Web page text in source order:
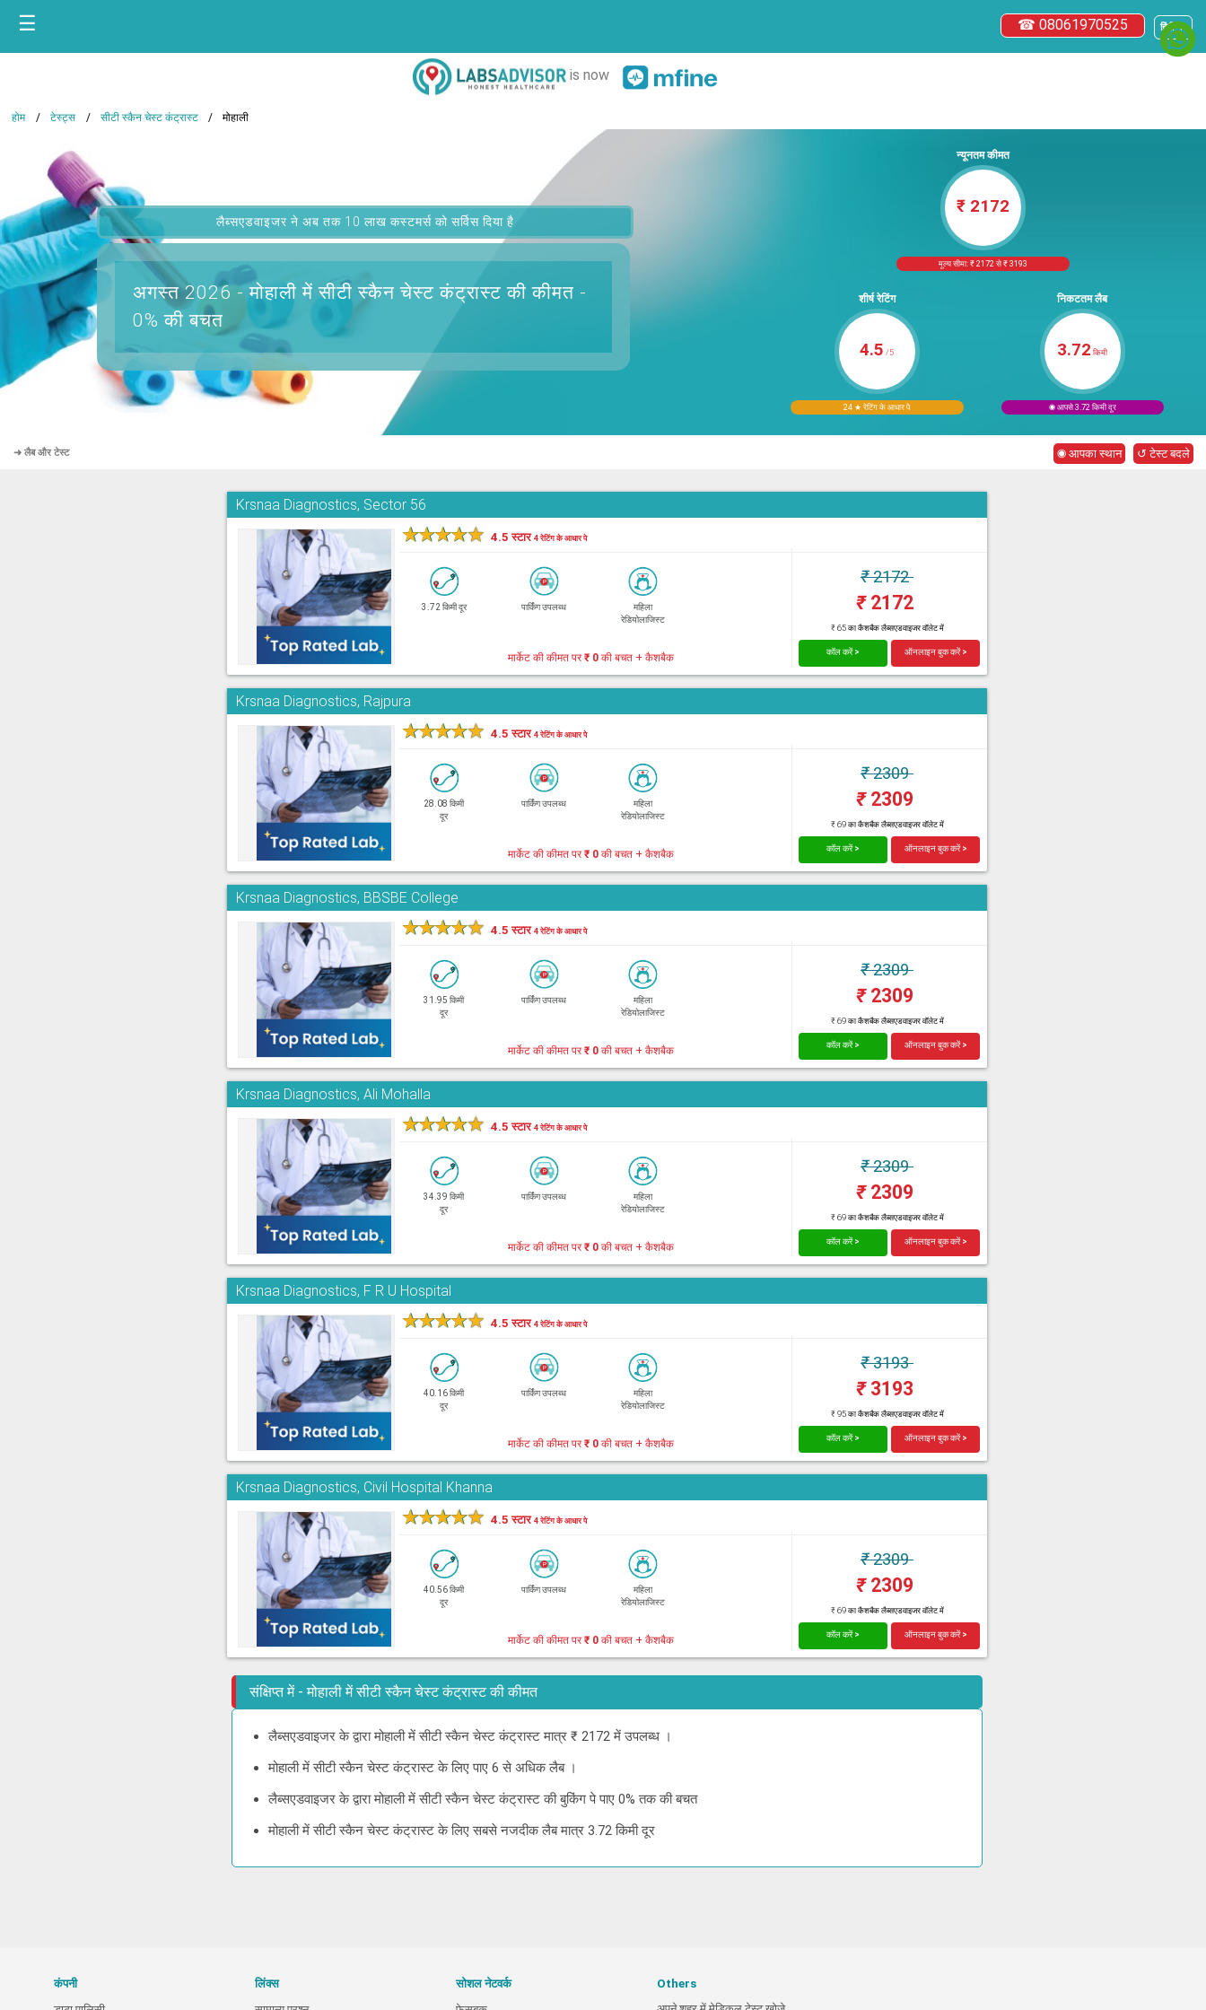
हिंदी ▼
☎ 08061970525
☰
is now
होम टेस्ट्स सीटी स्कैन चेस्ट कंट्रास्ट मोहाली
लैब्सएडवाइजर ने अब तक 10 लाख कस्टमर्स को सर्विस दिया है
अगस्त 2026 -मोहाली में सीटी स्कैन चेस्ट कंट्रास्टकी कीमत -
0% की बचत
न्यूनतम कीमत
₹ 2172
मूल्य सीमा: ₹ 2172 से ₹ 3193
शीर्ष रेटिंग
4.5 /5
24 ★ रेटिंग के आधार पे
निकटतम लैब
3.72 किमी
◉ आपसे 3.72 किमी दूर
➜ लैब और टेस्ट ◉ आपका स्थान ↺ टेस्ट बदले
Krsnaa Diagnostics, Sector 56
★★★★★ 4.5 स्टार4 रेटिंग के आधार पे
3.72 किमी दूर पार्किंग उपलब्ध
महिला
रेडियोलाजिस्ट
₹2172
₹2172
₹ 65 का कैशबैक लैब्सएडवाइजर वॉलेट में
मार्केट की कीमत पर₹ 0 की बचत + कैशबैक कॉल करें > ऑनलाइन बुक करें >
Krsnaa Diagnostics, Rajpura
★★★★★ 4.5 स्टार4 रेटिंग के आधार पे
28.08 किमी
दूर
पार्किंग उपलब्ध
महिला
रेडियोलाजिस्ट
₹2309
₹2309
₹ 69 का कैशबैक लैब्सएडवाइजर वॉलेट में
मार्केट की कीमत पर₹ 0 की बचत + कैशबैक कॉल करें > ऑनलाइन बुक करें >
Krsnaa Diagnostics, BBSBE College
★★★★★ 4.5 स्टार4 रेटिंग के आधार पे
31.95 किमी
दूर
पार्किंग उपलब्ध
महिला
रेडियोलाजिस्ट
₹2309
₹2309
₹ 69 का कैशबैक लैब्सएडवाइजर वॉलेट में
मार्केट की कीमत पर₹ 0 की बचत + कैशबैक कॉल करें > ऑनलाइन बुक करें >
Krsnaa Diagnostics, Ali Mohalla
★★★★★ 4.5 स्टार4 रेटिंग के आधार पे
34.39 किमी
दूर
पार्किंग उपलब्ध
महिला
रेडियोलाजिस्ट
₹2309
₹2309
₹ 69 का कैशबैक लैब्सएडवाइजर वॉलेट में
मार्केट की कीमत पर₹ 0 की बचत + कैशबैक कॉल करें > ऑनलाइन बुक करें >
Krsnaa Diagnostics, F R U Hospital
★★★★★ 4.5 स्टार4 रेटिंग के आधार पे
40.16 किमी
दूर
पार्किंग उपलब्ध
महिला
रेडियोलाजिस्ट
₹3193
₹3193
₹ 95 का कैशबैक लैब्सएडवाइजर वॉलेट में
मार्केट की कीमत पर₹ 0 की बचत + कैशबैक कॉल करें > ऑनलाइन बुक करें >
Krsnaa Diagnostics, Civil Hospital Khanna
★★★★★ 4.5 स्टार4 रेटिंग के आधार पे
40.56 किमी
दूर
पार्किंग उपलब्ध
महिला
रेडियोलाजिस्ट
₹2309
₹2309
₹ 69 का कैशबैक लैब्सएडवाइजर वॉलेट में
मार्केट की कीमत पर₹ 0 की बचत + कैशबैक कॉल करें > ऑनलाइन बुक करें >
संक्षिप्त में - मोहाली में सीटी स्कैन चेस्ट कंट्रास्ट की कीमत
लैब्सएडवाइजर के द्वारा मोहाली में सीटी स्कैन चेस्ट कंट्रास्ट मात्र ₹ 2172 में उपलब्ध ।
मोहाली में सीटी स्कैन चेस्ट कंट्रास्ट के लिए पाए 6 से अधिक लैब ।
लैब्सएडवाइजर के द्वारा मोहाली में सीटी स्कैन चेस्ट कंट्रास्ट की बुकिंग पे पाए 0% तक की बचत
मोहाली में सीटी स्कैन चेस्ट कंट्रास्ट के लिए सबसे नजदीक लैब मात्र 3.72 किमी दूर
कंपनी
लिंक्स
सोशल नेटवर्क
Others